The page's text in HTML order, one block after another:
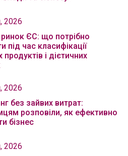
2026
ринок ЄС: що потрібно
під час класифікації
продуктів і дієтичних
2026
без зайвих витрат:
розповіли, як ефективно
бізнес
2026